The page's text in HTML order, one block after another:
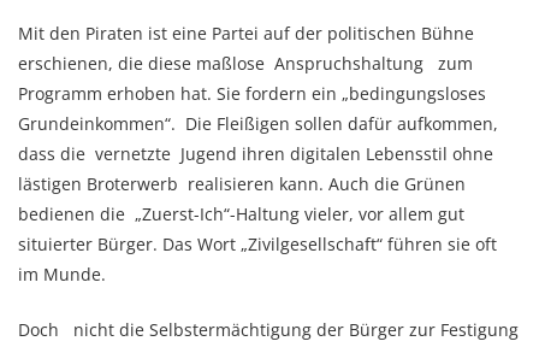
Mit den Piraten ist eine Partei auf der politischen Bühne
erschienen, die diese maßlose Anspruchshaltung zum
Programm erhoben hat. Sie fordern ein „bedingungsloses
Grundeinkommen“. Die Fleißigen sollen dafür aufkommen,
dass die vernetzte Jugend ihren digitalen Lebensstil ohne
lästigen Broterwerb realisieren kann. Auch die Grünen
bedienen die „Zuerst-Ich“-Haltung vieler, vor allem gut
situierter Bürger. Das Wort „Zivilgesellschaft“ führen sie oft
im Munde.
Doch nicht die Selbstermächtigung der Bürger zur Festigung